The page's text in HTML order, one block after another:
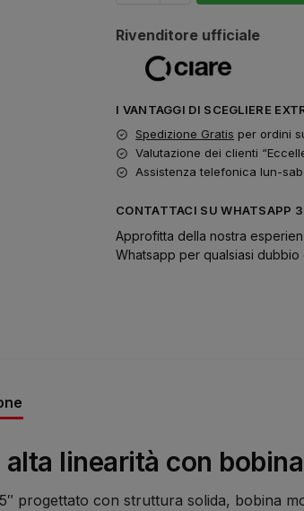
Rivenditore ufficiale
I VANTAGGI DI SCEGLIERE
Spedizione Gratis per ordini
Valutazione dei clienti
Assistenza telefonica lun-sab
CONTATTACI SU WHATSAPP
Approfitta della nostra
Whatsapp per qualsiasi dubbio
linearità con
progettato con struttura solida, bobina